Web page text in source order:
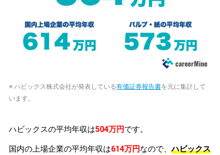
※ ハビックス株式会社が発表している有価証券報告書を元に集計して
います。
ハビックスの平均年収は504万円 です。
国内の上場企業の平均年収は614万円 なので、ハビックス